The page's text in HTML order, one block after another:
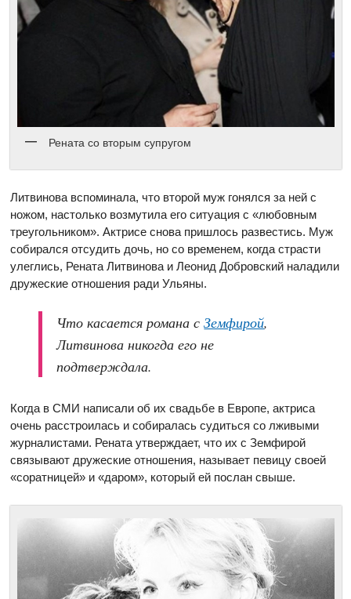
Рената со вторым супругом
Литвинова вспоминала, что второй муж гонялся за ней с
ножом, настолько возмутила его ситуация с «любовным
треугольником». Актрисе снова пришлось развестись. Муж
собирался отсудить дочь, но со временем, когда страсти
улеглись, Рената Литвинова и Леонид Добровский наладили
дружеские отношения ради Ульяны.
Что касается романа сЗемфирой,
Литвинова никогда его не
подтверждала.
Когда в СМИ написали об их свадьбе в Европе, актриса
очень расстроилась и собиралась судиться со лживыми
журналистами. Рената утверждает, что их с Земфирой
связывают дружеские отношения, называет певицу своей
«соратницей» и «даром», который ей послан свыше.